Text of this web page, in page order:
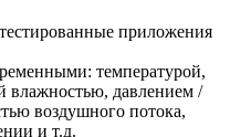
приложения
температурой,
влажностью, давлением /
воздушного потока,
и т.д.